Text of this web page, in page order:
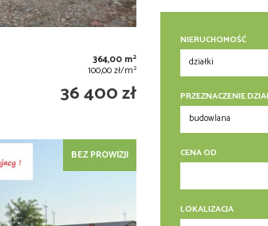
364,00 m2
100,00 zł/m2
36 400 zł
BEZ PROWIZJI
NIERUCHOMOŚĆ
PRZEZNACZENIE
CENA OD
LOKALIZACJA